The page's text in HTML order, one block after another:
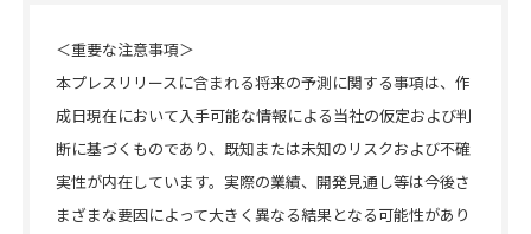
＜重要な注意事項＞
本プレスリリースに含まれる将来の予測に関する事項は、作
成日現在において入手可能な情報による当社の仮定および判
断に基づくものであり、既知または未知のリスクおよび不確
実性が内在しています。実際の業績、開発見通し等は今後さ
まざまな要因によって大きく異なる結果となる可能性があり